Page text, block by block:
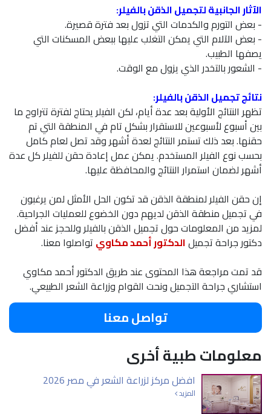
الآثار الجانبية لتجميل الذقن بالفيلر:
- بعض التورم والكدمات التي تزول بعد فترة قصيرة.
- بعض الآلام التي يمكن التغلب عليها ببعض المسكنات التي
يصفها الطبيب.
- الشعور بالتخدر الذي يزول مع الوقت.
نتائج تجميل الذقن بالفيلر:
تظهر النتائج الأولية بعد عدة أيام، لكن الفيلر يحتاج لفترة تتراوح ما
بين أسبوع لأسبوعين للاستقرار بشكل تام في المنطقة التي تم
حقنها. بعد ذلك تستمر النتائج لعدة أشهر وقد تصل لعام كامل
بحسب نوع الفيلر المستخدم. يمكن عمل إعادة حقن للفيلر كل عدة
أشهر لضمان استمرار النتائج والمحافظة عليها.
إن حقن الفيلر لمنطقة الذقن قد تكون الحل الأمثل لمن يرغبون
في تجميل منطقة الذقن لديهم دون الخضوع للعمليات الجراحية.
لمزيد من المعلومات حول تجميل الذقن بالفيلر وللحجز عند أفضل
دكتور جراحة تجميلالدكتور أحمد مكاوي تواصلوا معنا.
قد تمت مراجعة هذا المحتوى عند طريق الدكتور أحمد مكاوي
استشاري جراحة التجميل ونحت القوام وزراعة الشعر الطبيعي.
تواصل معنا
معلومات طبية أخرى
افضل مركز لزراعة الشعر في مصر 2026
المزيد